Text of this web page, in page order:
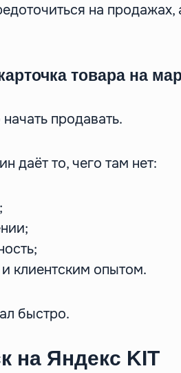
на продажах,
товара на
продавать.
даёт то, чего там нет:
клиентским опытом.
быстро.
на Яндекс KIT